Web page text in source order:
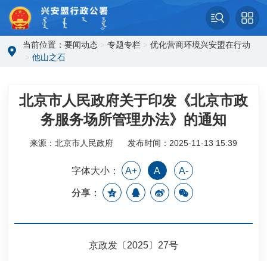
当前位置：要闻动态 >专题专栏 >优化营商环境兴安盟在行动
>他山之石
北京市人民政府关于印发《北京市政
务服务场所管理办法》的通知
来源：北京市人民政府 发布时间：2025-11-13 15:39
字体大小： A+ A A-
分享：
京政发〔2025〕27号